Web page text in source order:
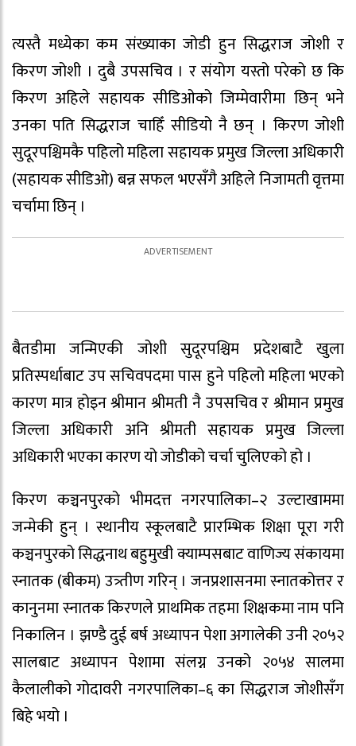
त्यस्तै मध्येका कम संख्याका जोडी हुन सिद्धराज जोशी र
किरण जोशी । दुबै उपसचिव । र संयोग यस्तो परेको छ कि
किरण अहिले सहायक सीडिओको जिम्मेवारीमा छिन् भने
उनका पति सिद्धराज चाहिँ सीडियो नै छन् । किरण जोशी
सुदूरपश्चिमकै पहिलो महिला सहायक प्रमुख जिल्ला अधिकारी
(सहायक सीडिओ) बन्न सफल भएसँगै अहिले निजामती वृत्तमा
चर्चामा छिन् ।
बैतडीमा जन्मिएकी जोशी सुदूरपश्चिम प्रदेशबाटै खुला
प्रतिस्पर्धाबाट उप सचिवपदमा पास हुने पहिलो महिला भएको
कारण मात्र होइन श्रीमान श्रीमती नै उपसचिव र श्रीमान प्रमुख
जिल्ला अधिकारी अनि श्रीमती सहायक प्रमुख जिल्ला
अधिकारी भएका कारण यो जोडीको चर्चा चुलिएको हो ।
किरण कञ्चनपुरको भीमदत्त नगरपालिका–२ उल्टाखाममा
जन्मेकी हुन् । स्थानीय स्कूलबाटै प्रारम्भिक शिक्षा पूरा गरी
कञ्चनपुरको सिद्धनाथ बहुमुखी क्याम्पसबाट वाणिज्य संकायमा
स्नातक (बीकम) उत्र्तीण गरिन् । जनप्रशासनमा स्नातकोत्तर र
कानुनमा स्नातक किरणले प्राथमिक तहमा शिक्षकमा नाम पनि
निकालिन । झण्डै दुई बर्ष अध्यापन पेशा अगालेकी उनी २०५२
सालबाट अध्यापन पेशामा संलग्न उनको २०५४ सालमा
कैलालीको गोदावरी नगरपालिका–६ का सिद्धराज जोशीसँग
बिहे भयो ।